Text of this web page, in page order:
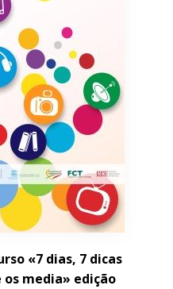
«7 dias, 7 dicas
os media» edição